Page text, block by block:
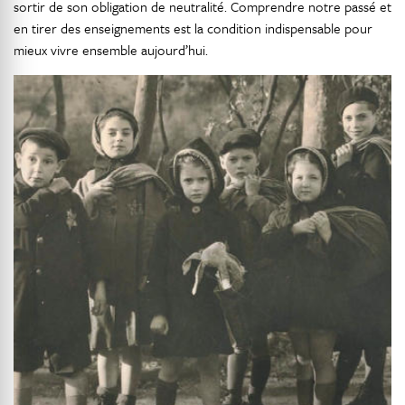
sortir de son obligation de neutralité. Comprendre notre passé et
en tirer des enseignements est la condition indispensable pour
mieux vivre ensemble aujourd’hui.